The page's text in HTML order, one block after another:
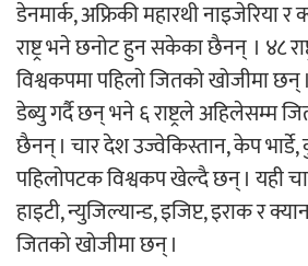
डेनमार्क, अफ्रिकी महारथी नाइजेरिया
राष्ट्र भने छनोट हुन सकेका छैनन् । ४८
विश्वकपमा पहिलो जितको खोजीमा छन्
डेब्यु गर्दै छन् भने ६ राष्ट्रले अहिलेसम्म
छैनन् । चार देश उज्वेकिस्तान, केप
पहिलोपटक विश्वकप खेल्दै छन् । यही
हाइटी, न्युजिल्यान्ड, इजिप्ट, इराक र
जितको खोजीमा छन् ।